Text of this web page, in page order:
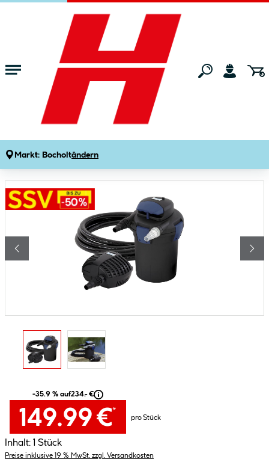
Zum Hauptinhalt springen
Markt: Bocholtändern
Gartenmarkt Gartenteiche & Teichbau
Oase Teichpumpe BioPress Set 4000
Artikelnummer: 430382
-35.9 % auf234.- €
149.99 €*
pro Stück
Inhalt: 1 Stück
Preise inklusive 19 % MwSt. zzgl. Versandkosten